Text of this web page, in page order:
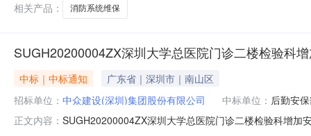
相关产品：
消防系统维保
SUGH20200004ZX深圳大学总医院门诊二楼检验科
中标｜中标通知
广东省｜深圳市｜南山区
招标单位： 中众建设(深圳)集团股份有限公司 中标单位： 后勤安
正文内容： SUGH20200004ZX深圳大学总医院门诊二楼检验科增加